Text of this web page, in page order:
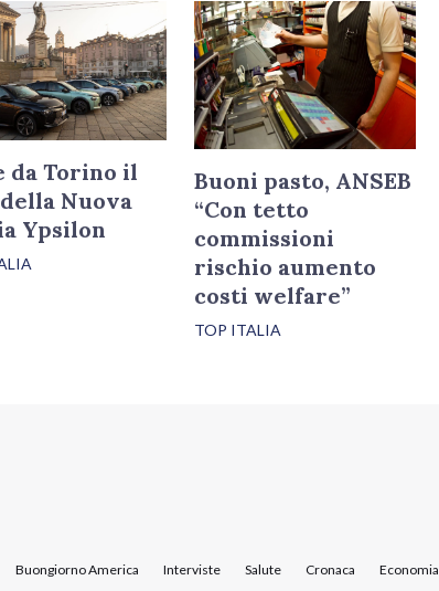
da Torino il
Nuova
Ypsilon
Buoni pasto, ANSEB
“Con tetto
commissioni
rischio aumento
costi welfare”
TOP ITALIA
Buongiorno America Interviste Salute Cronaca Economia